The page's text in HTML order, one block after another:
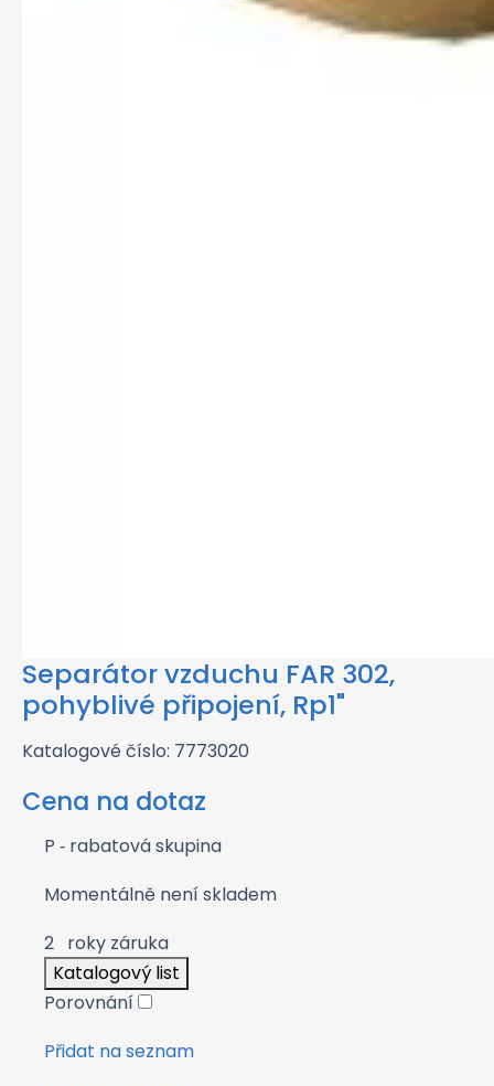
Separátor vzduchu FAR 302,
pohyblivé připojení, Rp1"
Katalogové číslo: 7773020
Cena na dotaz
P ‑ rabatová skupina
Momentálně není skladem
2 roky záruka
Katalogový list
Porovnání
Přidat na seznam